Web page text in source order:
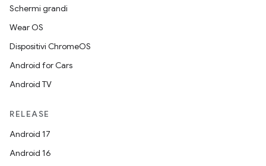
Schermi grandi
Wear OS
Dispositivi ChromeOS
Android for Cars
Android TV
RELEASE
Android 17
Android 16